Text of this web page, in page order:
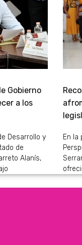
Gobierno
a los
Desarrollo y
de
Alanís,
En la